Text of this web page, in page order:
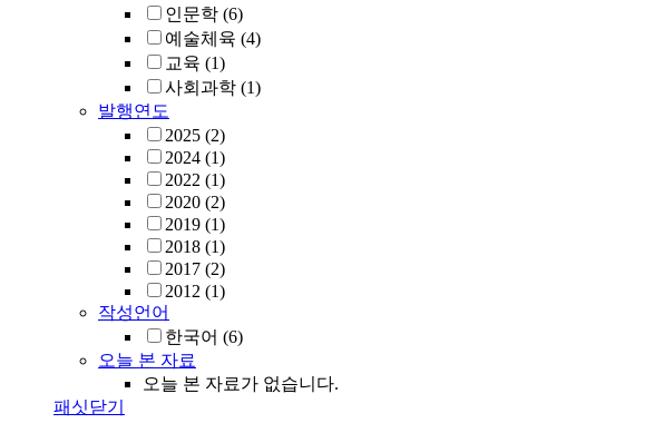
인문학 (6)
예술체육 (4)
교육 (1)
사회과학 (1)
발행연도
2025 (2)
2024 (1)
2022 (1)
2020 (2)
2019 (1)
2018 (1)
2017 (2)
2012 (1)
작성언어
한국어 (6)
오늘 본 자료
오늘 본 자료가 없습니다.
패싯닫기